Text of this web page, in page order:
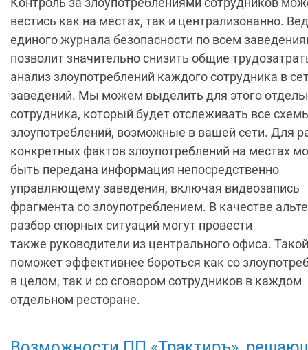
вестись как на местах, так и централизованно.
единого журнала безопасности по всем
позволит значительно снизить общие
анализ злоупотреблений каждого сотрудника в
заведений. Мы можем выделить для этого
сотрудника, который будет отслеживать все
злоупотреблений, возможные в вашей сети. Для
конкретных фактов злоупотреблений на местах
быть передана информация непосредственно
управляющему заведения, включая видеозапись
фрагмента со злоупотреблением. В качестве
разбор спорных ситуаций могут провести
также руководители из центрального офиса.
поможет эффективнее бороться как со
в целом, так и со сговором сотрудников в каждом
отдельном ресторане.